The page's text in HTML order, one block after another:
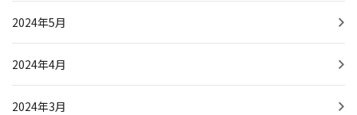
2024年5月
2024年4月
2024年3月